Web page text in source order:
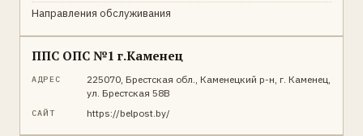
Направления обслуживания
ППС ОПС №1 г.Каменец
АДРЕС
225070, Брестская обл., Каменецкий р-н, г. Каменец,
ул. Брестская 58В
САЙТ https://belpost.by/